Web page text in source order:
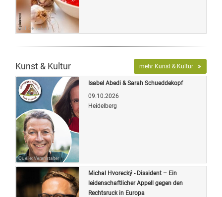
Bild: OETicket
Kunst & Kultur mehr Kunst & Kultur
Quelle: Veranstalter
Isabel Abedi & Sarah Schueddekopf
09.10.2026
Heidelberg
Michal Hvorecký - Dissident – Ein
leidenschaftlicher Appell gegen den
Rechtsruck in Europa